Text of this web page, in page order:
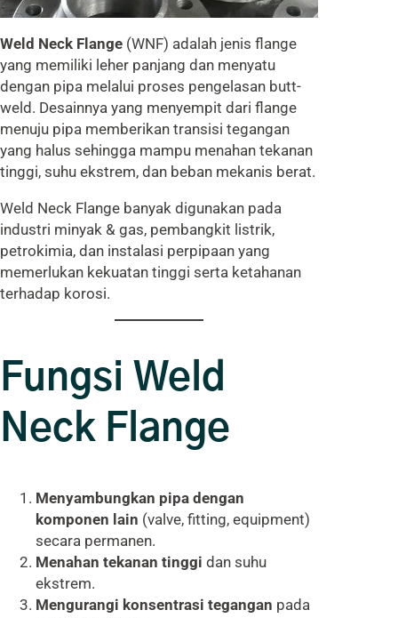
Weld Neck Flange (WNF) adalah jenis flange
yang memiliki leher panjang dan menyatu
dengan pipa melalui proses pengelasan butt-
weld. Desainnya yang menyempit dari flange
menuju pipa memberikan transisi tegangan
yang halus sehingga mampu menahan tekanan
tinggi, suhu ekstrem, dan beban mekanis berat.
Weld Neck Flange banyak digunakan pada
industri minyak & gas, pembangkit listrik,
petrokimia, dan instalasi perpipaan yang
memerlukan kekuatan tinggi serta ketahanan
terhadap korosi.
Fungsi Weld
Neck Flange
Menyambungkan pipa dengan
komponen lain (valve, fitting, equipment)
secara permanen.
Menahan tekanan tinggi dan suhu
ekstrem.
Mengurangi konsentrasi tegangan pada